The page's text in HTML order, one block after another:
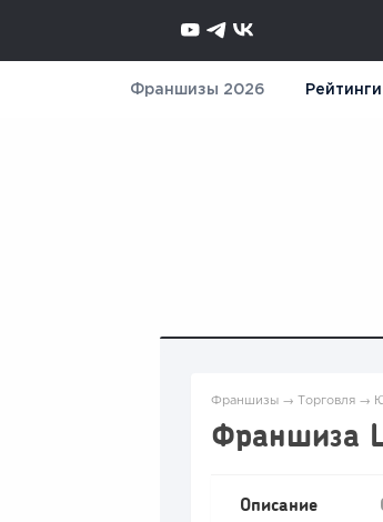
Франшизы 2026
Франшизы → Торговля →
Франшиза
Описание